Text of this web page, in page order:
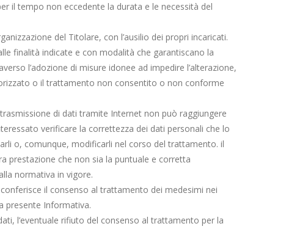
il tempo non eccedente la durata e le necessità del
del Titolare, con l’ausilio dei propri incaricati.
finalità indicate e con modalità che garantiscano la
l’adozione di misure idonee ad impedire l’alterazione,
o il trattamento non consentito o non conforme
di dati tramite Internet non può raggiungere
verificare la correttezza dei dati personali che lo
o, comunque, modificarli nel corso del trattamento. il
prestazione che non sia la puntuale e corretta
normativa in vigore.
il consenso al trattamento dei medesimi nei
presente Informativa.
l’eventuale rifiuto del consenso al trattamento per la